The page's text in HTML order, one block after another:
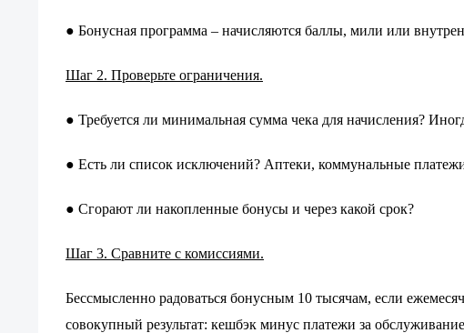
● Бонусная программа – начисляются баллы, мили или
Шаг 2. Проверьте ограничения.
● Требуется ли минимальная сумма чека для начисления?
● Есть ли список исключений? Аптеки, коммунальные
● Сгорают ли накопленные бонусы и через какой срок?
Шаг 3. Сравните с комиссиями.
Бессмысленно радоваться бонусным 10 тысячам, если
совокупный результат: кешбэк минус платежи за